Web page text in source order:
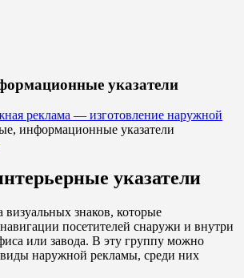
указатели
реклама — изготовление наружной
информационные указатели
указатели
визуальных знаков, которые
посетителей снаружи и внутри
или завода. В эту группу можно
наружной рекламы, среди них